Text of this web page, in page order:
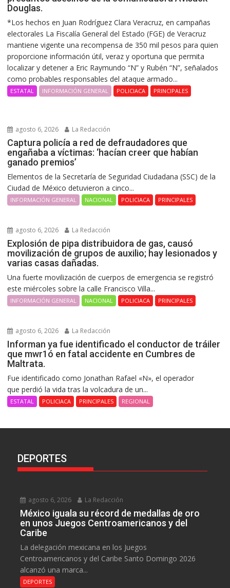
Douglas.
*Los hechos en Juan Rodríguez Clara Veracruz, en campañas
electorales La Fiscalía General del Estado (FGE) de Veracruz
mantiene vigente una recompensa de 350 mil pesos para quien
proporcione información útil, veraz y oportuna que permita
localizar y detener a Eric Raymundo “N” y Rubén “N”, señalados
como probables responsables del ataque armado...
ESTATAL INFORMACIÓN GENERAL POLICIACA PRINCIPALES
agosto 6, 2026 La Redacción
Captura policía a red de defraudadores que
engañaba a víctimas: ‘hacían creer que habían
ganado premios’
Elementos de la Secretaría de Seguridad Ciudadana (SSC) de la
Ciudad de México detuvieron a cinco...
INFORMACIÓN GENERAL NACIONAL POLICIACA PRINCIPALES
agosto 6, 2026 La Redacción
Explosión de pipa distribuidora de gas, causó
movilización de grupos de auxilio; hay lesionados y
varias casas dañadas.
Una fuerte movilización de cuerpos de emergencia se registró
este miércoles sobre la calle Francisco Villa...
INFORMACIÓN GENERAL NACIONAL POLICIACA PRINCIPALES
agosto 6, 2026 La Redacción
Informan ya fue identificado el conductor de tráiler
que mwr1ó en fatal accidente en Cumbres de
Maltrata.
Fue identificado como Jonathan Rafael «N», el operador
que perdió la vida tras la volcadura de un...
ESTATAL POLICIACA PRINCIPALES REGIONAL
DEPORTES
agosto 6, 2026 La Redacción
México iguala su récord de medallas de oro
en unos Juegos Centroamericanos y del
Caribe
La delegación mexicana en los Juegos
Centroamericanos y del Caribe Santo Domingo 2026
alcanzó una marca...
DEPORTES